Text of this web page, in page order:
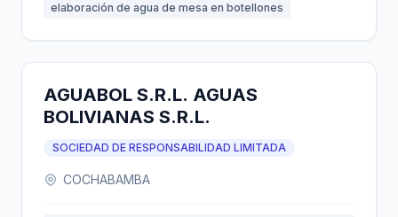
elaboración de agua de mesa en botellones
AGUABOL S.R.L. AGUAS
BOLIVIANAS S.R.L.
SOCIEDAD DE RESPONSABILIDAD LIMITADA
COCHABAMBA